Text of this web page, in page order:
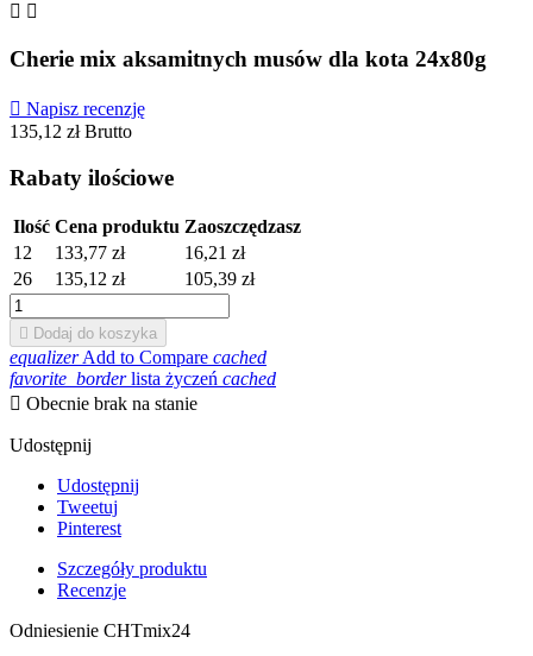
 
Cherie mix aksamitnych musów dla kota 24x80g
 Napisz recenzję
135,12 złBrutto
Rabaty ilościowe
Ilość Cena produktu Zaoszczędzasz
12
133,77 zł
16,21 zł
26
135,12 zł 105,39 zł
 Dodaj do koszyka
equalizer Add to Compare cached
favorite_border lista życzeń cached
 Obecnie brak na stanie
Udostępnij
Udostępnij
Tweetuj
Pinterest
Szczegóły produktu
Recenzje
Odniesienie CHTmix24